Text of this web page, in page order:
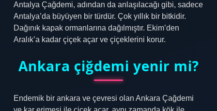
Antalya Çağdemi, adından da anlaşılacağı gibi, sadece
Antalya’da büyüyen bir türdür. Çok yıllık bir bitkidir.
Dağınık kapak ormanlarına dağılmıştır. Ekim’den
Aralık’a kadar çiçek açar ve çiçeklerini korur.
Ankara çiğdemi yenir mi?
Endemik bir ankara ve çevresi olan Ankara Çağdemi